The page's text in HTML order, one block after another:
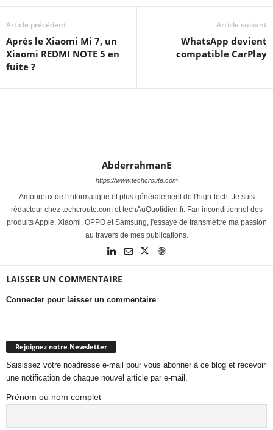
Article précédent
Après le Xiaomi Mi 7, un
Xiaomi REDMI NOTE 5 en
fuite ?
Article suivant
WhatsApp devient
compatible CarPlay
AbderrahmanE
https://www.techcroute.com
Amoureux de l'informatique et plus généralement de l'high-tech. Je suis
rédacteur chez techcroute.com et techAuQuotidien.fr. Fan inconditionnel des
produits Apple, Xiaomi, OPPO et Samsung, j'essaye de transmettre ma passion
au travers de mes publications.
LAISSER UN COMMENTAIRE
Connecter pour laisser un commentaire
Rejoignez notre Newsletter
Saisissez votre noadresse e-mail pour vous abonner à ce blog et recevoir
une notification de chaque nouvel article par e-mail.
Prénom ou nom complet